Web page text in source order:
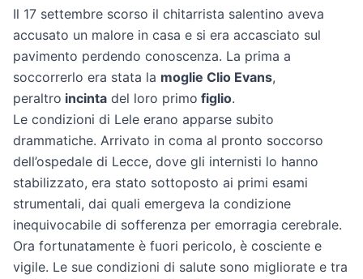
Il 17 settembre scorso il chitarrista salentino aveva
accusato un malore in casa e si era accasciato sul
pavimento perdendo conoscenza. La prima a
soccorrerlo era stata la moglie Clio Evans,
peraltro incinta del loro primo figlio.
Le condizioni di Lele erano apparse subito
drammatiche. Arrivato in coma al pronto soccorso
dell’ospedale di Lecce, dove gli internisti lo hanno
stabilizzato, era stato sottoposto ai primi esami
strumentali, dai quali emergeva la condizione
inequivocabile di sofferenza per emorragia cerebrale.
Ora fortunatamente è fuori pericolo, è cosciente e
vigile. Le sue condizioni di salute sono migliorate e tra